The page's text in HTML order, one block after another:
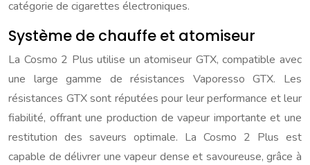
catégorie de cigarettes électroniques.
Système de chauffe et atomiseur
La Cosmo 2 Plus utilise un atomiseur GTX, compatible avec
une large gamme de résistances Vaporesso GTX. Les
résistances GTX sont réputées pour leur performance et leur
fiabilité, offrant une production de vapeur importante et une
restitution des saveurs optimale. La Cosmo 2 Plus est
capable de délivrer une vapeur dense et savoureuse, grâce à